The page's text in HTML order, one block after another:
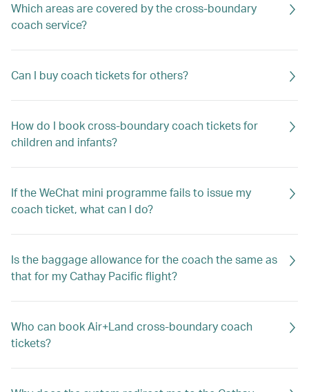
Which areas are covered by the cross-boundary
coach service?
Can I buy coach tickets for others?
How do I book cross-boundary coach tickets for
children and infants?
If the WeChat mini programme fails to issue my
coach ticket, what can I do?
Is the baggage allowance for the coach the same as
that for my Cathay Pacific flight?
Who can book Air+Land cross-boundary coach
tickets?